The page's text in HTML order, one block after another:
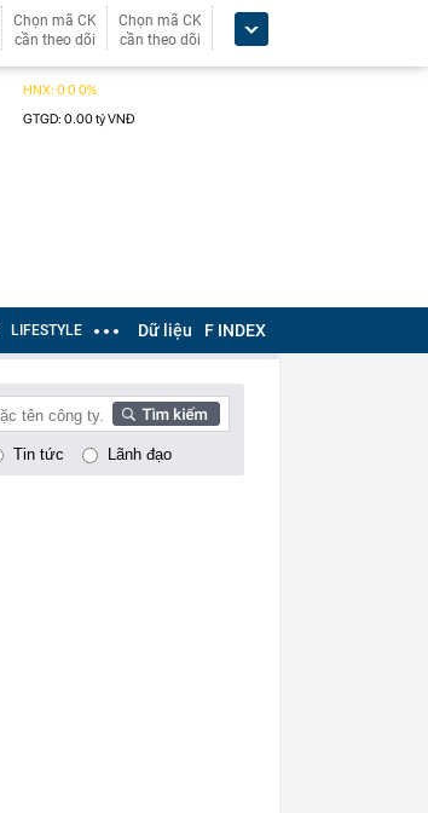
Chọn mã CK
cần theo dõi
Chọn mã CK
cần theo dõi
LIFESTYLE Dữ liệu F INDEX
Tin tức Lãnh đạo